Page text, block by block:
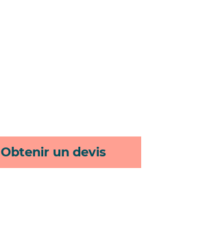
Obtenir un devis